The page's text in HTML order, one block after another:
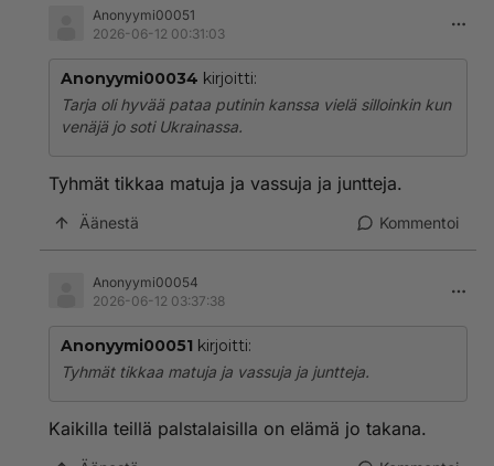
Anonyymi00051
2026-06-12 00:31:03
Anonyymi00034 kirjoitti:
Tarja oli hyvää pataa putinin kanssa vielä silloinkin kun
venäjä jo soti Ukrainassa.
Tyhmät tikkaa matuja ja vassuja ja juntteja.
Äänestä Kommentoi
Anonyymi00054
2026-06-12 03:37:38
Anonyymi00051 kirjoitti:
Tyhmät tikkaa matuja ja vassuja ja juntteja.
Kaikilla teillä palstalaisilla on elämä jo takana.